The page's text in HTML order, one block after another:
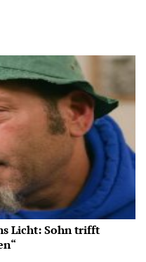
Licht: Sohn trifft